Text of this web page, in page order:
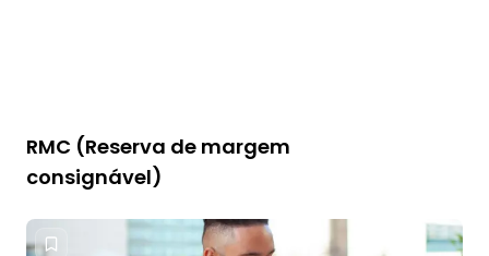
RMC (Reserva de margem
consignável)